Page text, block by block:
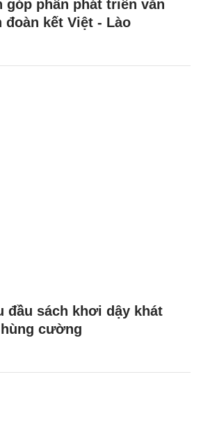
góp phần phát triển văn
đoàn kết Việt - Lào
đầu sách khơi dậy khát
cường